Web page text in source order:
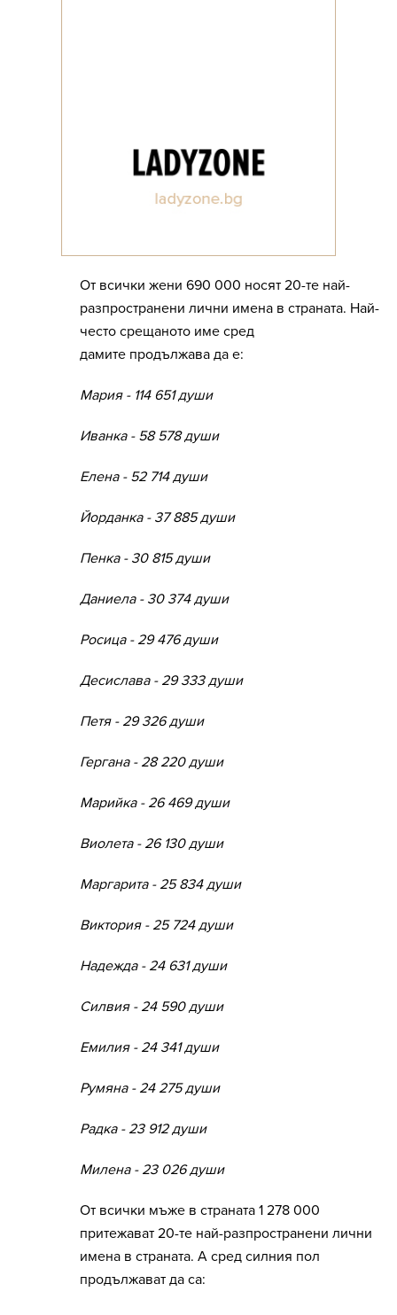
От всички жени 690 000 носят 20-те най-
разпространени лични имена в страната. Най-
често срещаното име сред
дамите продължава да е:
Мария - 114 651 души
Иванка - 58 578 души
Елена - 52 714 души
Йорданка - 37 885 души
Пенка - 30 815 души
Даниела - 30 374 души
Росица - 29 476 души
Десислава - 29 333 души
Петя - 29 326 души
Гергана - 28 220 души
Марийка - 26 469 души
Виолета - 26 130 души
Маргарита - 25 834 души
Виктория - 25 724 души
Надежда - 24 631 души
Силвия - 24 590 души
Емилия - 24 341 души
Румяна - 24 275 души
Радка - 23 912 души
Милена - 23 026 души
От всички мъже в страната 1 278 000
притежават 20-те най-разпространени лични
имена в страната. А сред силния пол
продължават да са: